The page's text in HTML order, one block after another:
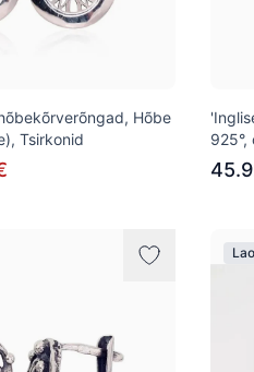
Hõbe
Tsirkonid